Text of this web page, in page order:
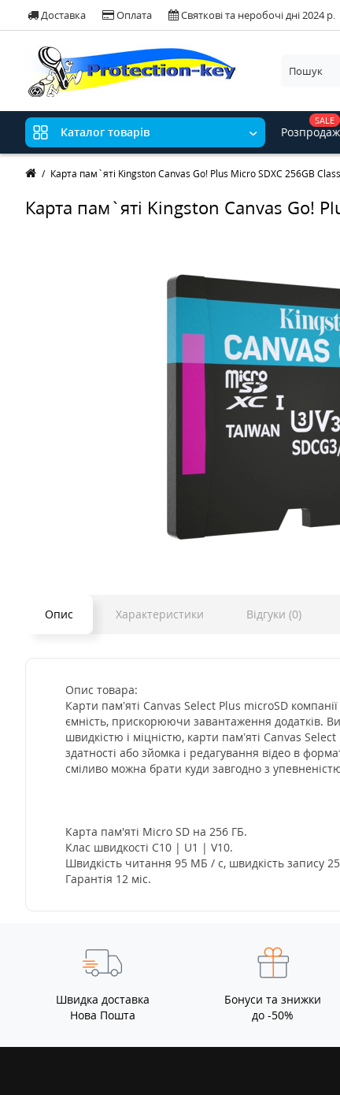
Доставка Оплата Святкові та неробочі дні 2024 р.
Каталог товарів
SALE
Розпродаж
Карта пам`яті Kingston Canvas Go! Plus Micro SDXC 256GB
Карта пам`яті Kingston Canvas Go!
Опис Характеристики Відгуки (0)
Опис товара:
Карти пам’яті Canvas Select Plus microSD
ємність, прискорюючи завантаження додатків.
швидкістю і міцністю, карти пам’яті Canvas
здатності або зйомка і редагування відео в
сміливо можна брати куди завгодно з
Карта пам'яті Micro SD на 256 ГБ.
Клас швидкості C10 | U1 | V10.
Швидкість читання 95 МБ / с, швидкість запису
Гарантiя 12 мic.
Швидка доставка
Нова Пошта
Бонуси та знижки
до -50%